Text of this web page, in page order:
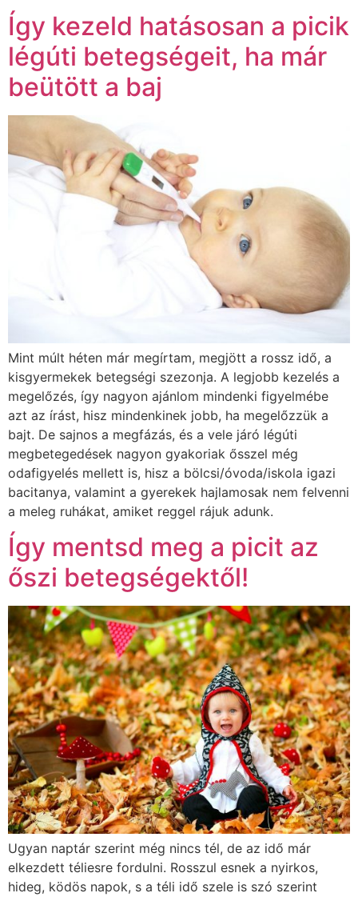
Így kezeld hatásosan a picik
légúti betegségeit, ha már
beütött a baj
Mint múlt héten már megírtam, megjött a rossz idő, a
kisgyermekek betegségi szezonja. A legjobb kezelés a
megelőzés, így nagyon ajánlom mindenki figyelmébe
azt az írást, hisz mindenkinek jobb, ha megelőzzük a
bajt. De sajnos a megfázás, és a vele járó légúti
megbetegedések nagyon gyakoriak ősszel még
odafigyelés mellett is, hisz a bölcsi/óvoda/iskola igazi
bacitanya, valamint a gyerekek hajlamosak nem felvenni
a meleg ruhákat, amiket reggel rájuk adunk.
Így mentsd meg a picit az
őszi betegségektől!
Ugyan naptár szerint még nincs tél, de az idő már
elkezdett téliesre fordulni. Rosszul esnek a nyirkos,
hideg, ködös napok, s a téli idő szele is szó szerint